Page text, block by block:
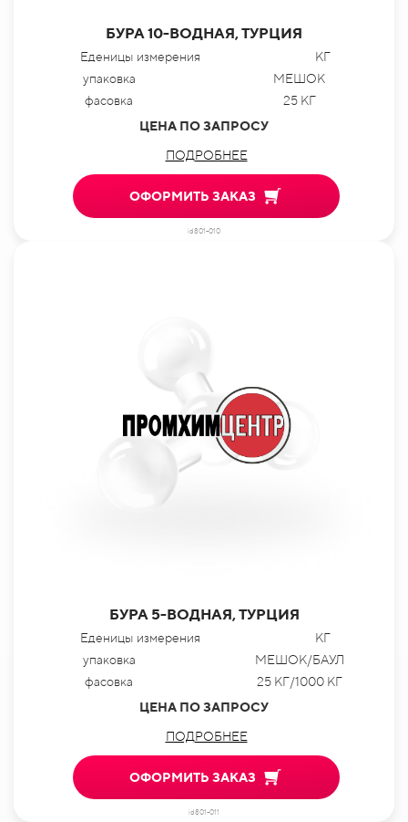
БУРА 10-ВОДНАЯ, ТУРЦИЯ
Еденицы измерения
КГ
упаковка
МЕШОК
фасовка
25 КГ
ЦЕНА ПО ЗАПРОСУ
ПОДРОБНЕЕ
ОФОРМИТЬ ЗАКАЗ
id801-010
БУРА 5-ВОДНАЯ, ТУРЦИЯ
Еденицы измерения
КГ
упаковка
МЕШОК/БАУЛ
фасовка
25 КГ/1000 КГ
ЦЕНА ПО ЗАПРОСУ
ПОДРОБНЕЕ
ОФОРМИТЬ ЗАКАЗ
id801-011